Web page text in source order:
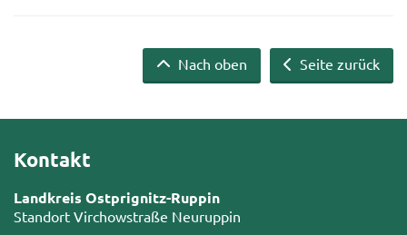
Seite zurück
Nach oben
Kontakt
Landkreis Ostprignitz-Ruppin
Standort Virchowstraße Neuruppin